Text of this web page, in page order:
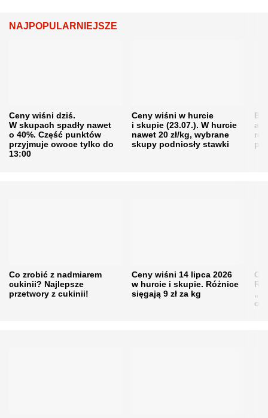
NAJPOPULARNIEJSZE
Ceny wiśni dziś.
W skupach spadły nawet
o 40%. Część punktów
przyjmuje owoce tylko do
13:00
Ceny wiśni w hurcie
i skupie (23.07.). W hurcie
nawet 20 zł/kg, wybrane
skupy podniosły stawki
Co zrobić z nadmiarem
cukinii? Najlepsze
przetwory z cukinii!
Ceny wiśni 14 lipca 2026
w hurcie i skupie. Różnice
sięgają 9 zł za kg